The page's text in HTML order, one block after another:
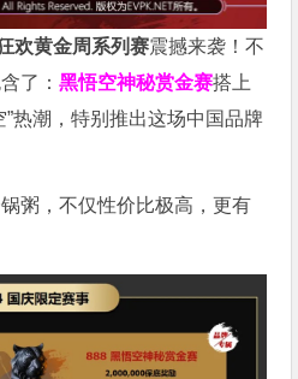
欢黄金周系列赛震撼来袭！不
了：黑悟空神秘赏金赛搭上
热潮，特别推出这场中国品牌
粥，不仅性价比极高，更有